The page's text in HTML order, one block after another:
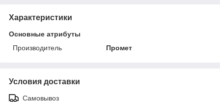
Характеристики
Основные атрибуты
Производитель
Промет
Условия доставки
Самовывоз